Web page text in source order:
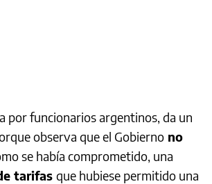
por funcionarios argentinos, da un
observa que el Gobierno no
se había comprometido, una
tarifas que hubiese permitido una